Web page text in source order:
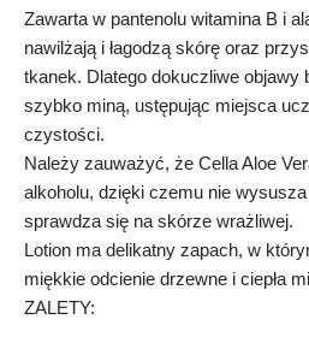
Zawarta w pantenolu witamina B i
nawilżają i łagodzą skórę oraz
tkanek. Dlatego dokuczliwe objawy
szybko miną, ustępując miejsca
czystości.
Należy zauważyć, że Cella Aloe
alkoholu, dzięki czemu nie
sprawdza się na skórze wrażliwej.
Lotion ma delikatny zapach, w
miękkie odcienie drzewne i ciepła
ZALETY: